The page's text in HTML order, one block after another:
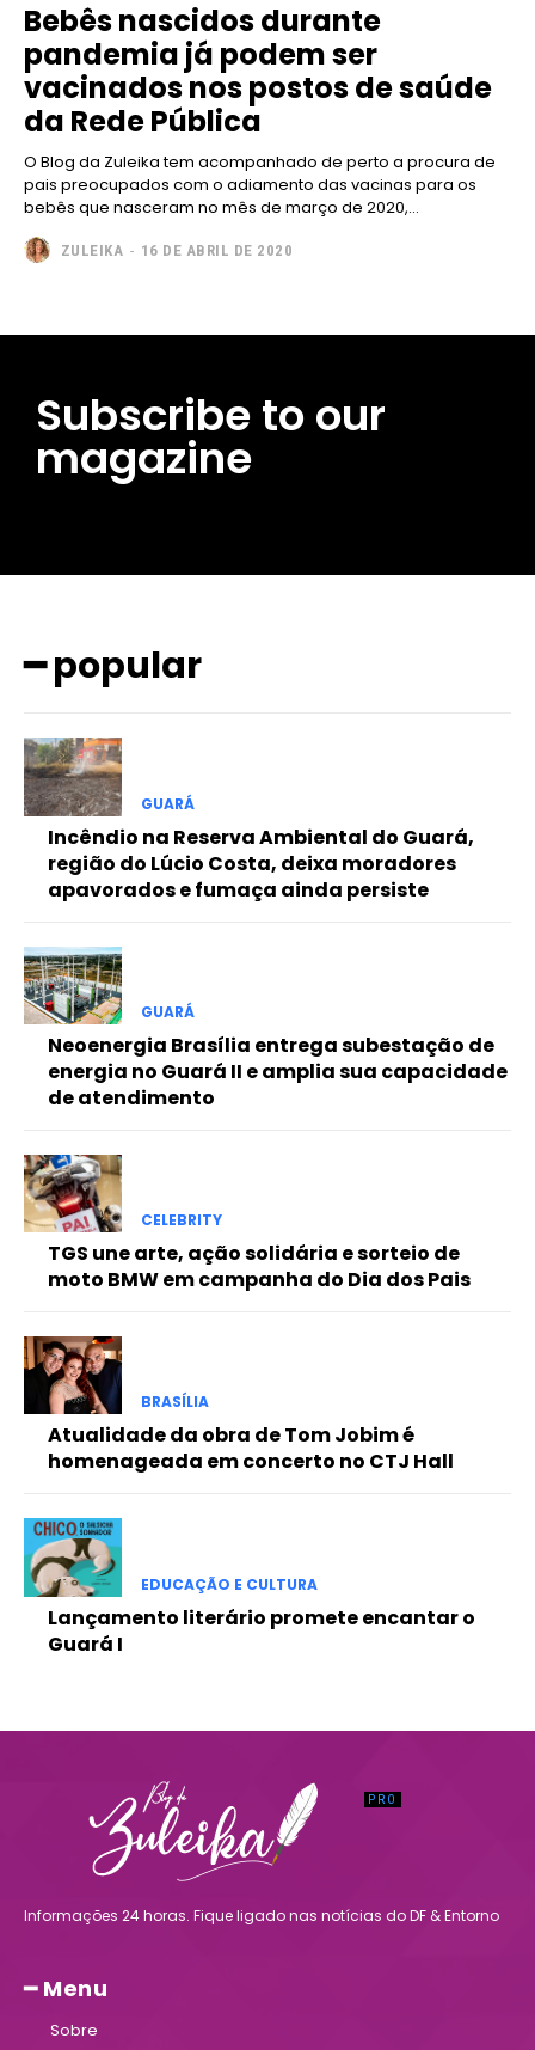
Bebês nascidos durante
pandemia já podem ser
vacinados nos postos de saúde
da Rede Pública
O Blog da Zuleika tem acompanhado de perto a procura de
pais preocupados com o adiamento das vacinas para os
bebês que nasceram no mês de março de 2020,...
ZULEIKA - 16 DE ABRIL DE 2020
Subscribe to our
magazine
━ popular
GUARÁ
Incêndio na Reserva Ambiental do Guará,
região do Lúcio Costa, deixa moradores
apavorados e fumaça ainda persiste
GUARÁ
Neoenergia Brasília entrega subestação de
energia no Guará II e amplia sua capacidade
de atendimento
CELEBRITY
TGS une arte, ação solidária e sorteio de
moto BMW em campanha do Dia dos Pais
BRASÍLIA
Atualidade da obra de Tom Jobim é
homenageada em concerto no CTJ Hall
EDUCAÇÃO E CULTURA
Lançamento literário promete encantar o
Guará I
Informações 24 horas. Fique ligado nas notícias do DF & Entorno
━ Menu
Sobre